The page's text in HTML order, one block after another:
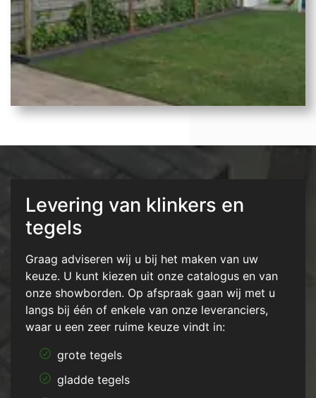
Levering van klinkers en
tegels
Graag adviseren wij u bij het maken van uw
keuze. U kunt kiezen uit onze catalogus en van
onze showborden. Op afspraak gaan wij met u
langs bij één of enkele van onze leveranciers,
waar u een zeer ruime keuze vindt in:
grote tegels
gladde tegels